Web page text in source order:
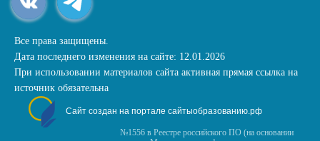
Все права защищены.
Дата последнего изменения на сайте: 12.01.2026
При использовании материалов сайта активная прямая ссылка на
источник обязательна
Сайт создан на портале сайтыобразованию.рф
№1556 в Реестре российского ПО (на основании